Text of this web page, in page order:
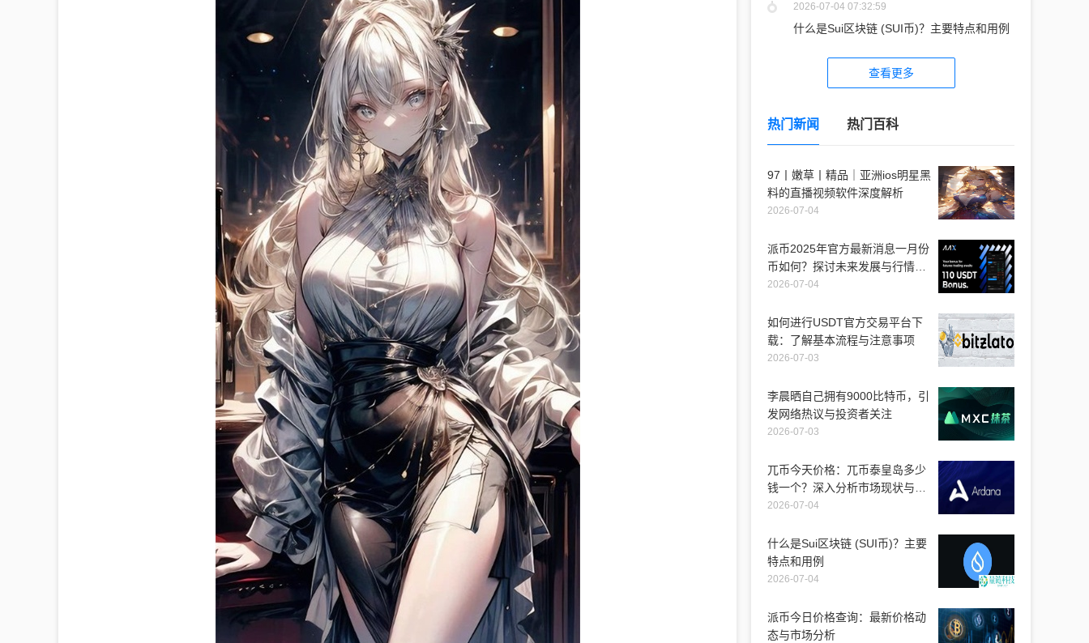
2026-07-04 07:32:59
什么是Sui区块链 (SUI币)？主要特点和用例
查看更多
热门新闻 热门百科
97丨嫩草丨精品｜亚洲ios明星黑
料的直播视频软件深度解析
2026-07-04
派币2025年官方最新消息一月份
币如何？探讨未来发展与行情走
势
2026-07-04
如何进行USDT官方交易平台下
载：了解基本流程与注意事项
2026-07-03
李晨晒自己拥有9000比特币，引
发网络热议与投资者关注
2026-07-03
兀币今天价格：兀币泰皇岛多少
钱一个？深入分析市场现状与未
来走向
2026-07-04
什么是Sui区块链 (SUI币)？主要
特点和用例
2026-07-04
派币今日价格查询：最新价格动
态与市场分析